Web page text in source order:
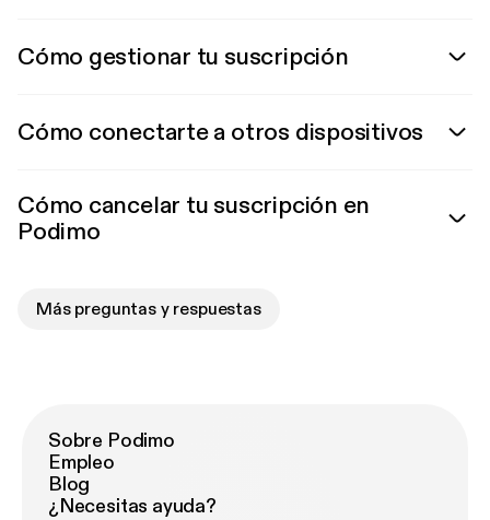
Cómo gestionar tu suscripción
Cómo conectarte a otros dispositivos
Cómo cancelar tu suscripción en
Podimo
Más preguntas y respuestas
Sobre Podimo
Empleo
Blog
¿Necesitas ayuda?